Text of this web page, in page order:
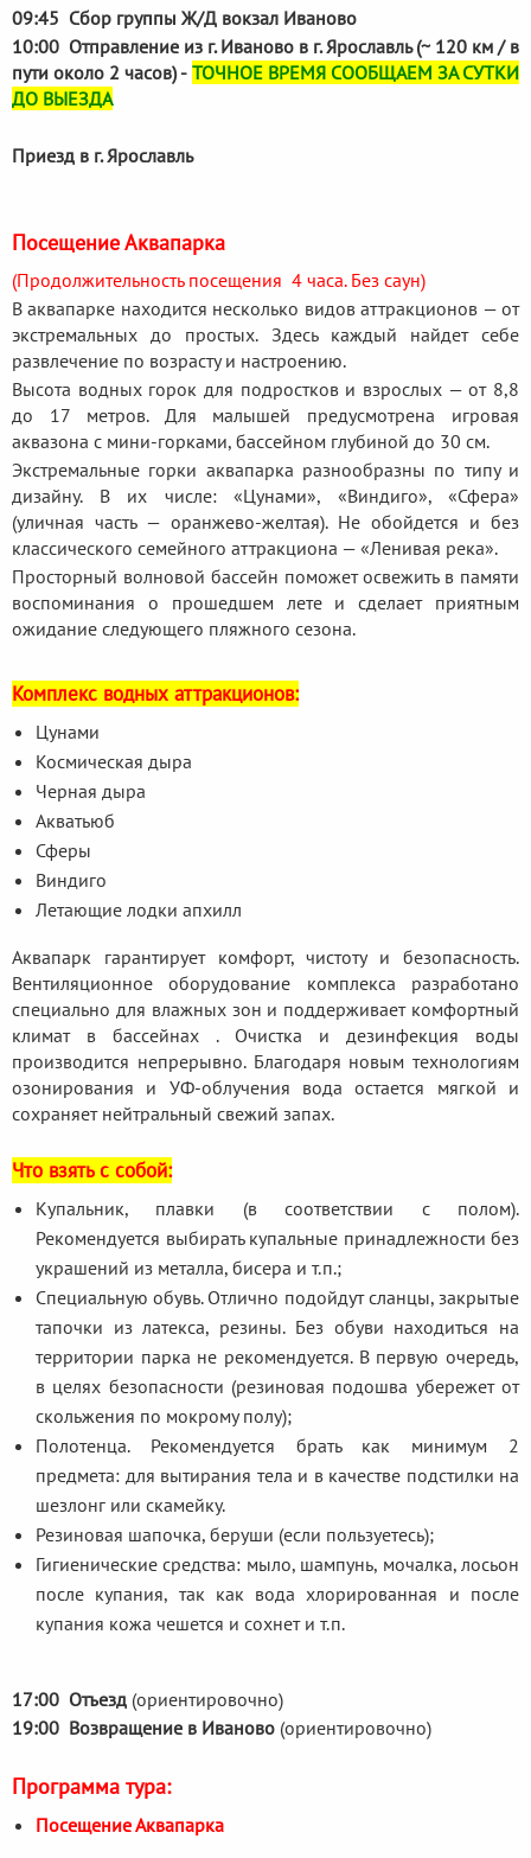
09:45 Сбор группы Ж/Д вокзал Иваново
10:00 Отправление из г. Иваново в г. Ярославль (~ 120 км / в
пути около 2 часов) - ТОЧНОЕ ВРЕМЯ СООБЩАЕМ ЗА СУТКИ
ДО ВЫЕЗДА
Приезд в г. Ярославль
Посещение Аквапарка
(Продолжительность посещения 4 часа. Без саун)
В аквапарке находится несколько видов аттракционов — от
экстремальных до простых. Здесь каждый найдет себе
развлечение по возрасту и настроению.
Высота водных горок для подростков и взрослых — от 8,8
до 17 метров. Для малышей предусмотрена игровая
аквазона с мини-горками, бассейном глубиной до 30 см.
Экстремальные горки аквапарка разнообразны по типу и
дизайну. В их числе: «Цунами», «Виндиго», «Сфера»
(уличная часть — оранжево-желтая). Не обойдется и без
классического семейного аттракциона — «Ленивая река».
Просторный волновой бассейн поможет освежить в памяти
воспоминания о прошедшем лете и сделает приятным
ожидание следующего пляжного сезона.
Комплекс водных аттракционов:
Цунами
Космическая дыра
Черная дыра
Акватьюб
Сферы
Виндиго
Летающие лодки апхилл
Аквапарк гарантирует комфорт, чистоту и безопасность.
Вентиляционное оборудование комплекса разработано
специально для влажных зон и поддерживает комфортный
климат в бассейнах . Очистка и дезинфекция воды
производится непрерывно. Благодаря новым технологиям
озонирования и УФ-облучения вода остается мягкой и
сохраняет нейтральный свежий запах.
Что взять с собой:
Купальник, плавки (в соответствии с полом).
Рекомендуется выбирать купальные принадлежности без
украшений из металла, бисера и т.п.;
Специальную обувь. Отлично подойдут сланцы, закрытые
тапочки из латекса, резины. Без обуви находиться на
территории парка не рекомендуется. В первую очередь,
в целях безопасности (резиновая подошва убережет от
скольжения по мокрому полу);
Полотенца. Рекомендуется брать как минимум 2
предмета: для вытирания тела и в качестве подстилки на
шезлонг или скамейку.
Резиновая шапочка, беруши (если пользуетесь);
Гигиенические средства: мыло, шампунь, мочалка, лосьон
после купания, так как вода хлорированная и после
купания кожа чешется и сохнет и т.п.
17:00 Отъезд (ориентировочно)
19:00 Возвращение в Иваново (ориентировочно)
Программа тура:
Посещение Аквапарка